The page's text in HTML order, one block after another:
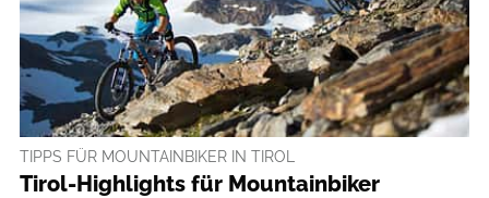
TIPPS FÜR MOUNTAINBIKER IN TIROL
Tirol-Highlights für Mountainbiker